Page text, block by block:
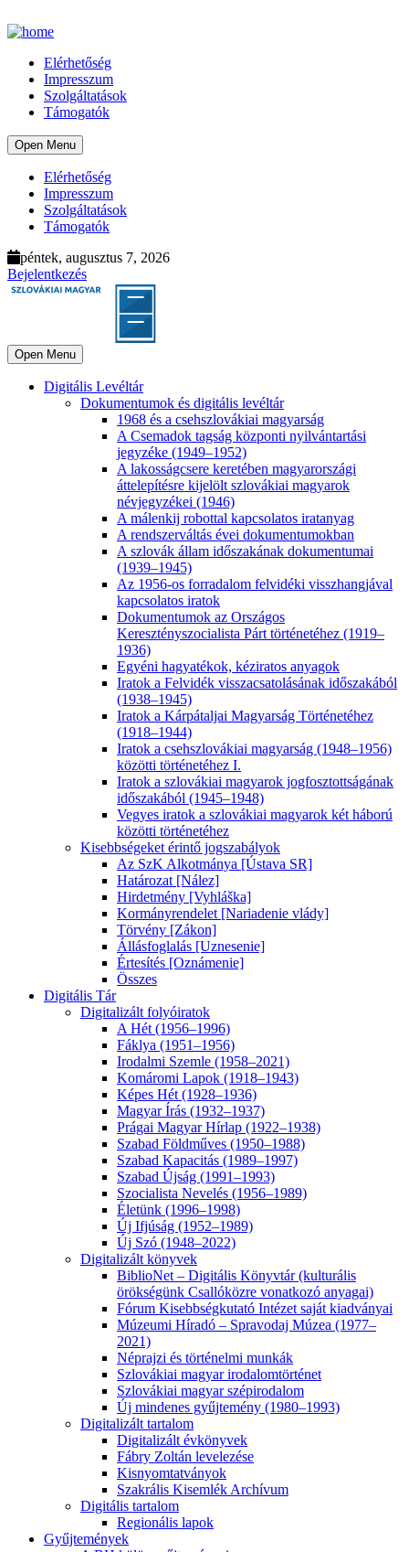
Elérhetőség
Impresszum
Szolgáltatások
Támogatók
Open Menu
Elérhetőség
Impresszum
Szolgáltatások
Támogatók
péntek, augusztus 7, 2026
Bejelentkezés
Open Menu
Digitális Levéltár
Dokumentumok és digitális levéltár
1968 és a csehszlovákiai magyarság
A Csemadok tagság központi nyilvántartási
jegyzéke (1949–1952)
A lakosságcsere keretében magyarországi
áttelepítésre kijelölt szlovákiai magyarok
névjegyzékei (1946)
A málenkij robottal kapcsolatos iratanyag
A rendszerváltás évei dokumentumokban
A szlovák állam időszakának dokumentumai
(1939–1945)
Az 1956-os forradalom felvidéki visszhangjával
kapcsolatos iratok
Dokumentumok az Országos
Keresztényszocialista Párt történetéhez (1919–
1936)
Egyéni hagyatékok, kéziratos anyagok
Iratok a Felvidék visszacsatolásának időszakából
(1938–1945)
Iratok a Kárpátaljai Magyarság Történetéhez
(1918–1944)
Iratok a csehszlovákiai magyarság (1948–1956)
közötti történetéhez I.
Iratok a szlovákiai magyarok jogfosztottságának
időszakából (1945–1948)
Vegyes iratok a szlovákiai magyarok két háború
közötti történetéhez
Kisebbségeket érintő jogszabályok
Az SzK Alkotmánya [Ústava SR]
Határozat [Nález]
Hirdetmény [Vyhláška]
Kormányrendelet [Nariadenie vlády]
Törvény [Zákon]
Állásfoglalás [Uznesenie]
Értesítés [Oznámenie]
Összes
Digitális Tár
Digitalizált folyóiratok
A Hét (1956–1996)
Fáklya (1951–1956)
Irodalmi Szemle (1958–2021)
Komáromi Lapok (1918–1943)
Képes Hét (1928–1936)
Magyar Írás (1932–1937)
Prágai Magyar Hírlap (1922–1938)
Szabad Földműves (1950–1988)
Szabad Kapacitás (1989–1997)
Szabad Újság (1991–1993)
Szocialista Nevelés (1956–1989)
Életünk (1996–1998)
Új Ifjúság (1952–1989)
Új Szó (1948–2022)
Digitalizált könyvek
BiblioNet – Digitális Könyvtár (kulturális
örökségünk Csallóközre vonatkozó anyagai)
Fórum Kisebbségkutató Intézet saját kiadványai
Múzeumi Híradó – Spravodaj Múzea (1977–
2021)
Néprajzi és történelmi munkák
Szlovákiai magyar irodalomtörténet
Szlovákiai magyar szépirodalom
Új mindenes gyűjtemény (1980–1993)
Digitalizált tartalom
Digitalizált évkönyvek
Fábry Zoltán levelezése
Kisnyomtatványok
Szakrális Kisemlék Archívum
Digitális tartalom
Regionális lapok
Gyűjtemények